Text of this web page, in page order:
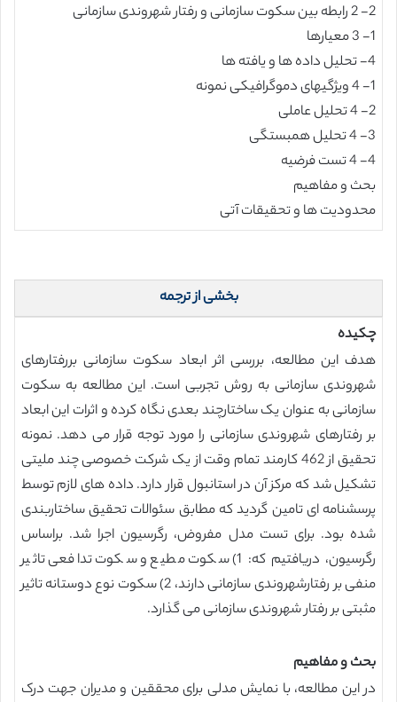
2- 2 رابطه بین سکوت سازمانی و رفتار شهروندی سازمانی
1- 3 معیارها
4- تحلیل داده ها و یافته ها
1- 4 ویژگیهای دموگرافیکی نمونه
2- 4 تحلیل عاملی
3- 4 تحلیل همبستگی
4- 4 تست فرضیه
بحث و مفاهیم
محدودیت ها و تحقیقات آتی
بخشی از ترجمه
چکیده
هدف این مطالعه، بررسی اثر ابعاد سکوت سازمانی بررفتارهای
شهروندی سازمانی به روش تجربی است. این مطالعه به سکوت
سازمانی به عنوان یک ساختارچند بعدی نگاه کرده و اثرات این ابعاد
بر رفتارهای شهروندی سازمانی را مورد توجه قرار می دهد. نمونه
تحقیق از 462 کارمند تمام وقت از یک شرکت خصوصی چند ملیتی
تشکیل شد که مرکز آن در استانبول قرار دارد. داده های لازم توسط
پرسشنامه ای تامین گردید که مطابق سئوالات تحقیق ساختاربندی
شده بود. برای تست مدل مفروض، رگرسیون اجرا شد. براساس
رگرسیون، دریافتیم که: 1) سکوت مطیع و سکوت تدافعی تاثیر
منفی بر رفتارشهروندی سازمانی دارند، 2) سکوت نوع دوستانه تاثیر
مثبتی بر رفتار شهروندی سازمانی می گذارد.
بحث و مفاهیم
در این مطالعه، با نمایش مدلی برای محققین و مدیران جهت درک